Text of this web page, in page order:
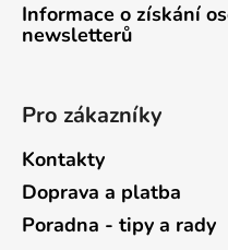
Informace o získání
newsletterů
Pro zákazníky
Kontakty
Doprava a platba
Poradna - tipy a rady